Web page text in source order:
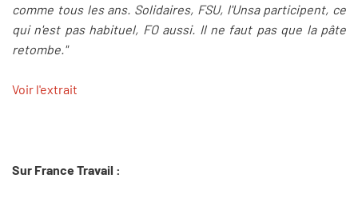
comme tous les ans. Solidaires, FSU, l'Unsa participent, ce
qui n'est pas habituel, FO aussi. Il ne faut pas que la pâte
retombe."
Voir l'extrait
Sur France Travail :